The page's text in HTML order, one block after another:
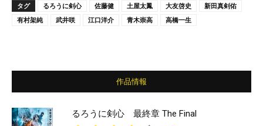
タグ るろうに剣心 佐藤健 土屋太鳳 大友啓史
新田真剣佑
有村架純
武井咲 江口洋介 青木崇高 高橋一生
作品情報
るろうに剣心 最終章 The Final